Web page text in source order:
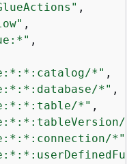
,
,
,
*" ,
*" ,
*" ,
*"
*"